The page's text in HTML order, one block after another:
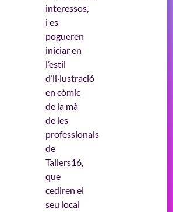
interessos,
i es
pogueren
iniciar en
l’estil
d’il·lustració
en còmic
de la mà
de les
professionals
de
Tallers16,
que
cediren el
seu local